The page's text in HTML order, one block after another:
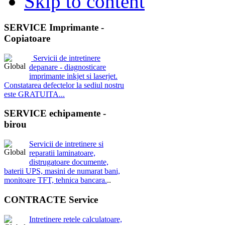
SERVICE Imprimante -
Copiatoare
Servicii de intretinere
depanare - diagnosticare
imprimante inkjet si laserjet.
Constatarea defectelor la sediul nostru
este GRATUITA...
SERVICE echipamente -
birou
Servicii de intretinere si
reparatii laminatoare,
distrugatoare documente,
baterii UPS, masini de numarat bani,
monitoare TFT, tehnica bancara...
CONTRACTE Service
Intretinere retele calculatoare,